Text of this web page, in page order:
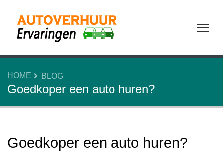
HOME BLOG
Goedkoper een auto huren?
Goedkoper een auto huren?